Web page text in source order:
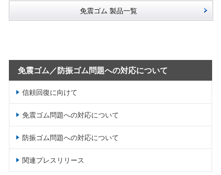
免震ゴム 製品一覧
免震ゴム／防振ゴム問題への対応について
信頼回復に向けて
免震ゴム問題への対応について
防振ゴム問題への対応について
関連プレスリリース